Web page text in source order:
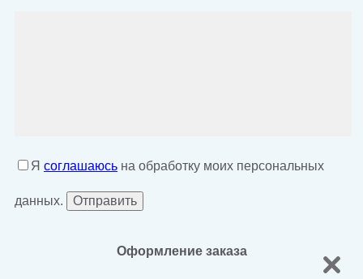
Я соглашаюсь на обработку моих персональных
данных.
Оформление заказа